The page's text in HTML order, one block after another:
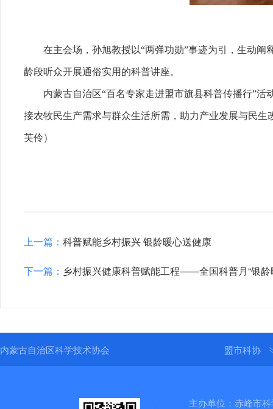
在主会场，孙旭教授以“两弹功勋”事迹为引，生动
龄段听众开展通俗实用的科普讲座。
内蒙古自治区“百名专家走进盟市旗县科普传播行”
接农牧民生产需求与群众生活所需，助力产业发展与民
芙伶）
上一篇： 科普赋能乡村振兴 银龄暖心送健康
下一篇： 乡村振兴健康科普赋能工程——全国科普月“银龄
内蒙古自治区科学技术协会 盟市科协
主办单位：赤峰市